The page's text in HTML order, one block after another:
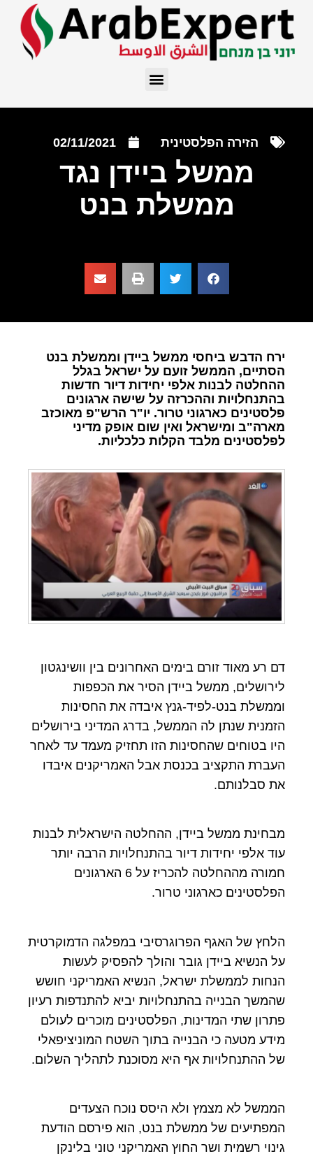
הזירה הפלסטינית 02/11/2021
ממשל ביידן נגד
ממשלת בנט
ירח הדבש ביחסי ממשל ביידן וממשלת בנט
הסתיים, הממשל זועם על ישראל בגלל
ההחלטה לבנות אלפי יחידות דיור חדשות
בהתנחלויות וההכרזה על שישה ארגונים
פלסטינים כארגוני טרור. יו"ר הרש"פ מאוכזב
מארה"ב ומישראל ואין שום אופק מדיני
לפלסטינים מלבד הקלות כלכליות.
דם רע מאוד זורם בימים האחרונים בין וושינגטון
לירושלים, ממשל ביידן הסיר את הכפפות
וממשלת בנט-לפיד-גנץ איבדה את החסינות
הזמנית שנתן לה הממשל, בדרג המדיני בירושלים
היו בטוחים שהחסינות הזו תחזיק מעמד עד לאחר
העברת התקציב בכנסת אבל האמריקנים איבדו
את סבלנותם.
מבחינת ממשל ביידן, ההחלטה הישראלית לבנות
עוד אלפי יחידות דיור בהתנחלויות הרבה יותר
חמורה מההחלטה להכריז על 6 הארגונים
הפלסטינים כארגוני טרור.
הלחץ של האגף הפרוגרסיבי במפלגה הדמוקרטית
על הנשיא ביידן גובר והולך להפסיק לעשות
הנחות לממשלת ישראל, הנשיא האמריקני חושש
שהמשך הבנייה בהתנחלויות יביא להתנדפות רעיון
פתרון שתי המדינות, הפלסטינים מוכרים לעולם
מידע מטעה כי הבנייה בתוך השטח המוניציפאלי
של ההתנחלויות אף היא מסוכנת לתהליך השלום.
הממשל לא מצמץ ולא היסס נוכח הצעדים
המפתיעים של ממשלת בנט, הוא פירסם הודעת
גינוי רשמית ושר החוץ האמריקני טוני בלינקן